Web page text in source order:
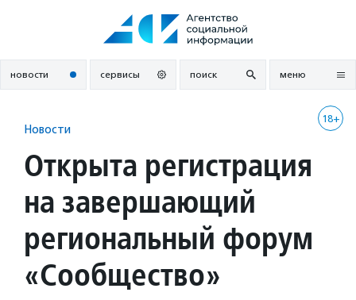
новости сервисы поиск меню
18+
Новости
Открыта регистрация
на завершающий
региональный форум
«Сообщество»